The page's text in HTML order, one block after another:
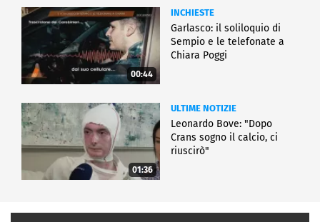
00:44
INCHIESTE
Garlasco: il soliloquio di
Sempio e le telefonate a
Chiara Poggi
01:36
ULTIME NOTIZIE
Leonardo Bove: "Dopo
Crans sogno il calcio, ci
riuscirò"